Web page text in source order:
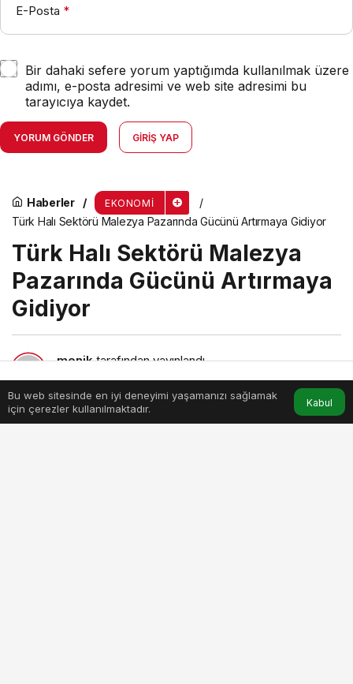
E-Posta *
Bir dahaki sefere yorum yaptığımda kullanılmak üzere
adımı, e-posta adresimi ve web site adresimi bu
tarayıcıya kaydet.
YORUM GÖNDER GIRIŞ YAP
Haberler EKONOMI
Türk Halı Sektörü Malezya Pazarında Gücünü Artırmaya Gidiyor
Türk Halı Sektörü Malezya
Pazarında Gücünü Artırmaya
Gidiyor
meniktarafından yayınlandı
10 Mayıs 2026, 14:33yayınlandı
2dk, 40sn
Bu web sitesinde en iyi deneyimi yaşamanızı sağlamak
için çerezler kullanılmaktadır.
Kabul
Anasayfa Akış Hesabım